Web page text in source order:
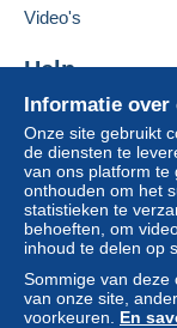
overschrijving
betalingen
rechtstreeks
De koper
beschikking
Een betaling
overboeking
terugbetaald
Informatie over
Onze site gebruikt
de diensten te
van ons platform te
onthouden om het
statistieken te
behoeften, om
inhoud te delen op
Sommige van deze
van onze site,
voorkeuren. En
Video's
Help
Hulpcentrum
Kopen op
Verkopen op
Een beveiligde